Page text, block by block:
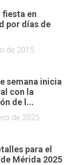
fiesta en
por días de
de 2015
semana inicia
con la
de l...
de 2025
para el
Mérida 2025